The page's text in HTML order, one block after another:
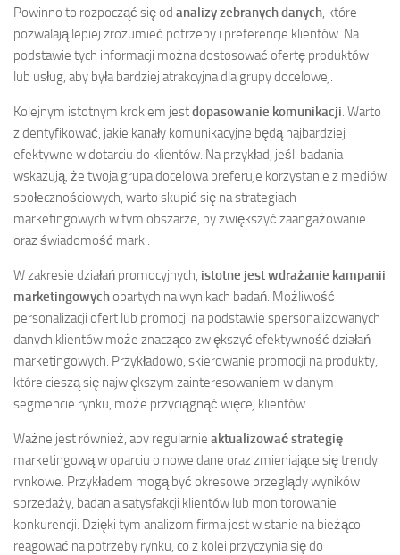
Powinno to rozpocząć się od analizy zebranych danych , które
pozwalają lepiej zrozumieć potrzeby i preferencje klientów. Na
podstawie tych informacji można dostosować ofertę produktów
lub usług, aby była bardziej atrakcyjna dla grupy docelowej.
Kolejnym istotnym krokiem jestdopasowanie komunikacji . Warto
zidentyfikować, jakie kanały komunikacyjne będą najbardziej
efektywne w dotarciu do klientów. Na przykład, jeśli badania
wskazują, że twoja grupa docelowa preferuje korzystanie z mediów
społecznościowych, warto skupić się na strategiach
marketingowych w tym obszarze, by zwiększyć zaangażowanie
oraz świadomość marki.
W zakresie działań promocyjnych, istotne jest wdrażanie kampanii
marketingowychopartych na wynikach badań. Możliwość
personalizacji ofert lub promocji na podstawie spersonalizowanych
danych klientów może znacząco zwiększyć efektywność działań
marketingowych. Przykładowo, skierowanie promocji na produkty,
które cieszą się największym zainteresowaniem w danym
segmencie rynku, może przyciągnąć więcej klientów.
Ważne jest również, aby regularnie aktualizować strategię
marketingową w oparciu o nowe dane oraz zmieniające się trendy
rynkowe. Przykładem mogą być okresowe przeglądy wyników
sprzedaży, badania satysfakcji klientów lub monitorowanie
konkurencji. Dzięki tym analizom firma jest w stanie na bieżąco
reagować na potrzeby rynku, co z kolei przyczynia się do